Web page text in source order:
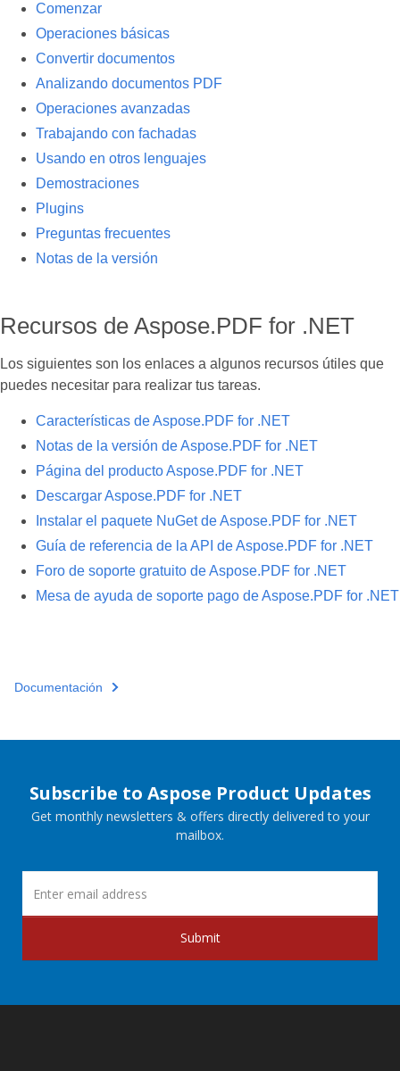
Comenzar
Operaciones básicas
Convertir documentos
Analizando documentos PDF
Operaciones avanzadas
Trabajando con fachadas
Usando en otros lenguajes
Demostraciones
Plugins
Preguntas frecuentes
Notas de la versión
Recursos de Aspose.PDF for .NET
Los siguientes son los enlaces a algunos recursos útiles que
puedes necesitar para realizar tus tareas.
Características de Aspose.PDF for .NET
Notas de la versión de Aspose.PDF for .NET
Página del producto Aspose.PDF for .NET
Descargar Aspose.PDF for .NET
Instalar el paquete NuGet de Aspose.PDF for .NET
Guía de referencia de la API de Aspose.PDF for .NET
Foro de soporte gratuito de Aspose.PDF for .NET
Mesa de ayuda de soporte pago de Aspose.PDF for .NET
Documentación
Subscribe to Aspose Product Updates
Get monthly newsletters & offers directly delivered to your
mailbox.
Submit